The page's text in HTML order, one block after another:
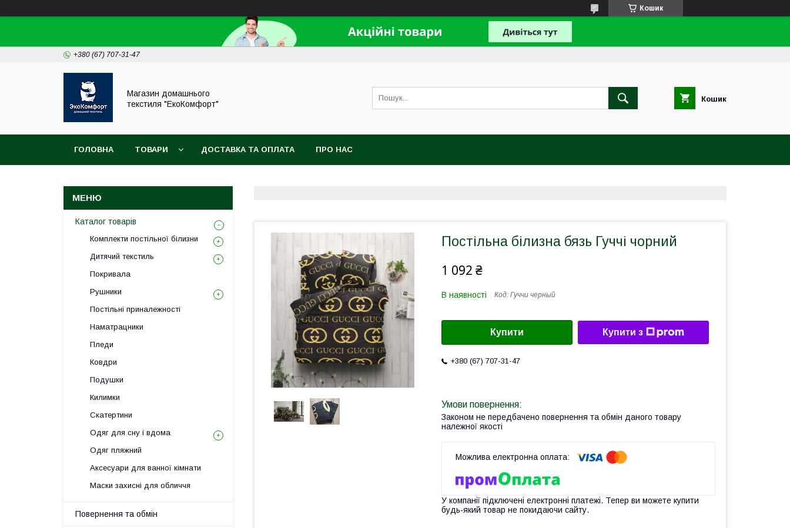
Кошик
+380 (67) 707-31-47
Магазин домашнього
текстиля "ЕкоКомфорт"
Кошик
ГОЛОВНА ТОВАРИ ДОСТАВКА ТА ОПЛАТА ПРО НАС
Постільна білизна бязь Гуччі чорний
1 092 ₴
В наявності Код: Гуччи черный
Купити Купити з
+380 (67) 707-31-47
Законом не передбачено повернення та обмін даного товару
належної якості
У компанії підключені електронні платежі. Тепер ви можете купити
будь-який товар не покидаючи сайту.
Каталог товарів
Комплекти постільної білизни
Дитячий текстиль
Покривала
Рушники
Постільні приналежності
Наматрацники
Пледи
Ковдри
Подушки
Килимки
Скатертини
Одяг для сну і вдома
Одяг пляжний
Аксесуари для ванної кімнати
Маски захисні для обличчя
Повернення та обмін